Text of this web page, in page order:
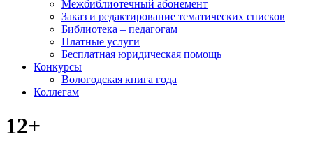
Межбиблиотечный абонемент
Заказ и редактирование тематических списков
Библиотека – педагогам
Платные услуги
Бесплатная юридическая помощь
Конкурсы
Вологодская книга года
Коллегам
12+